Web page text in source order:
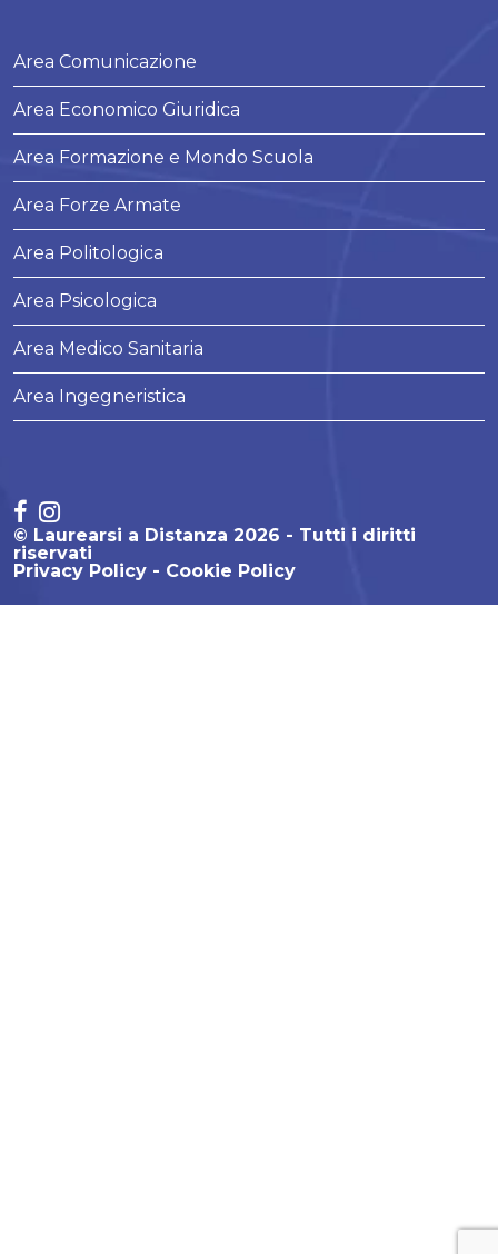
Area Comunicazione
Area Economico Giuridica
Area Formazione e Mondo Scuola
Area Forze Armate
Area Politologica
Area Psicologica
Area Medico Sanitaria
Area Ingegneristica
© Laurearsi a Distanza 2026 - Tutti i diritti
riservati
Privacy Policy
Cookie Policy